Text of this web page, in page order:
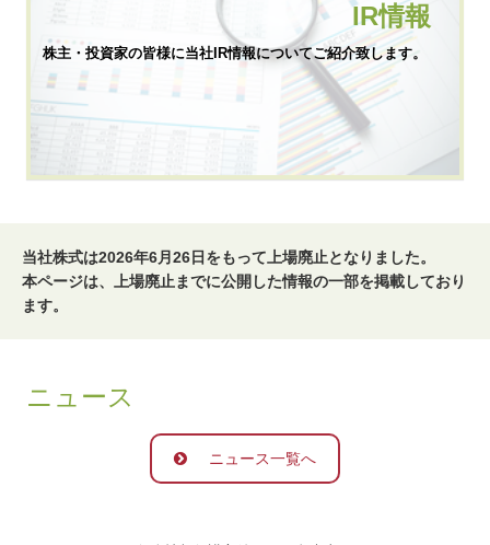
IR情報
株主・投資家の皆様に当社IR情報についてご紹介致します。
当社株式は2026年6月26日をもって上場廃止となりました。
本ページは、上場廃止までに公開した情報の一部を掲載しており
ます。
ニュース
ニュース一覧へ